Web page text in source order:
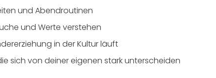
und Abendroutinen
und Werte verstehen
in der Kultur läuft
sich von deiner eigenen stark unterscheiden